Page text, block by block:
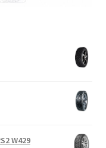
W429